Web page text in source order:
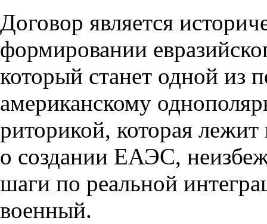
Договор является
формировании
который станет одной из
американскому
риторикой, которая
о создании ЕАЭС,
шаги по реальной
военный.